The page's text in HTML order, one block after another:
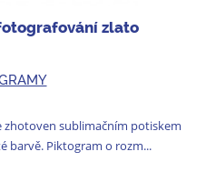
zlato
zhotoven sublimačním potiskem
barvě. Piktogram o rozm...